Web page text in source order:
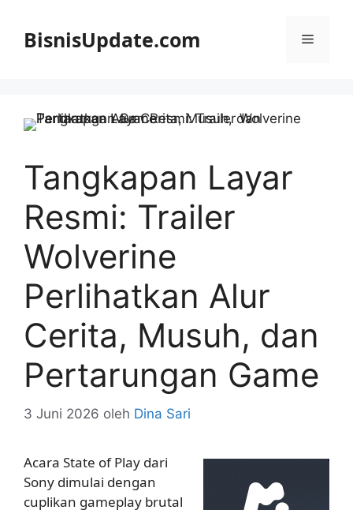
BisnisUpdate.com Menu
Tangkapan Layar
Resmi: Trailer
Wolverine
Perlihatkan Alur
Cerita, Musuh, dan
Pertarungan Game
3 Juni 2026 oleh Dina Sari
Acara State of Play dari
Sony dimulai dengan
cuplikan gameplay brutal